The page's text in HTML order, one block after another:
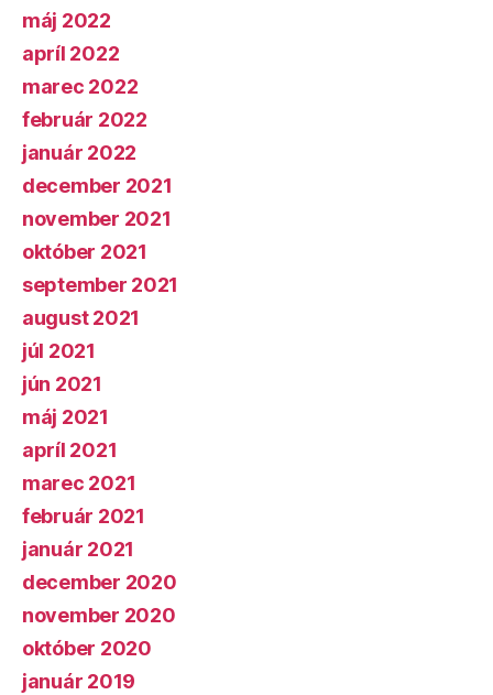
máj 2022
apríl 2022
marec 2022
február 2022
január 2022
december 2021
november 2021
október 2021
september 2021
august 2021
júl 2021
jún 2021
máj 2021
apríl 2021
marec 2021
február 2021
január 2021
december 2020
november 2020
október 2020
január 2019